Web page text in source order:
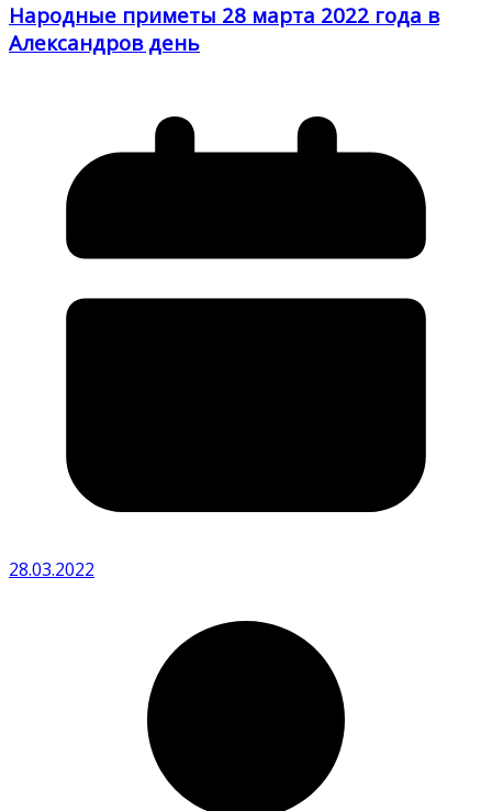
Народные приметы 28 марта 2022 года в
Александров день
28.03.2022